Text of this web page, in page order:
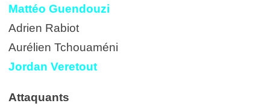
Mattéo Guendouzi
Adrien Rabiot
Aurélien Tchouaméni
Jordan Veretout
Attaquants